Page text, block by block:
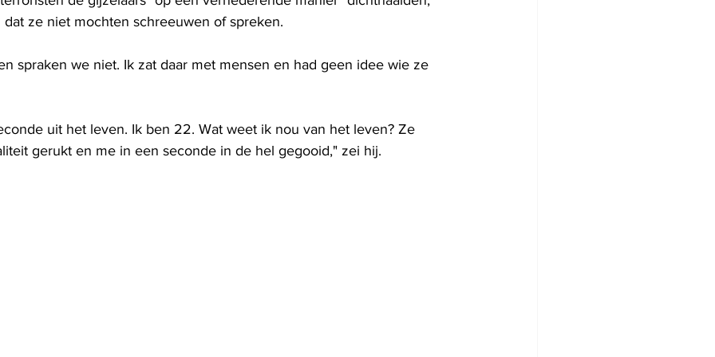
ze niet mochten schreeuwen of spreken.
spraken we niet. Ik zat daar met mensen en had geen idee wie ze
uit het leven. Ik ben 22. Wat weet ik nou van het leven? Ze
gerukt en me in een seconde in de hel gegooid," zei hij.